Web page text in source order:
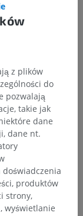
z plików
do
pozwalają
takie jak
dane
dane nt.
produktów
strony,
wyświetlanie